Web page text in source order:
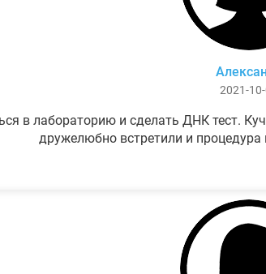
2021-
в лабораторию и сделать ДНК тест.
дружелюбно встретили и